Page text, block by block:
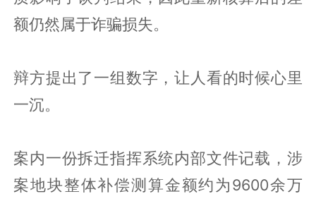
额仍然属于诈骗损失。
辩方提出了一组数字，让人看的时候心里
一沉。
案内一份拆迁指挥系统内部文件记载，涉
案地块整体补偿测算金额约为9600余万